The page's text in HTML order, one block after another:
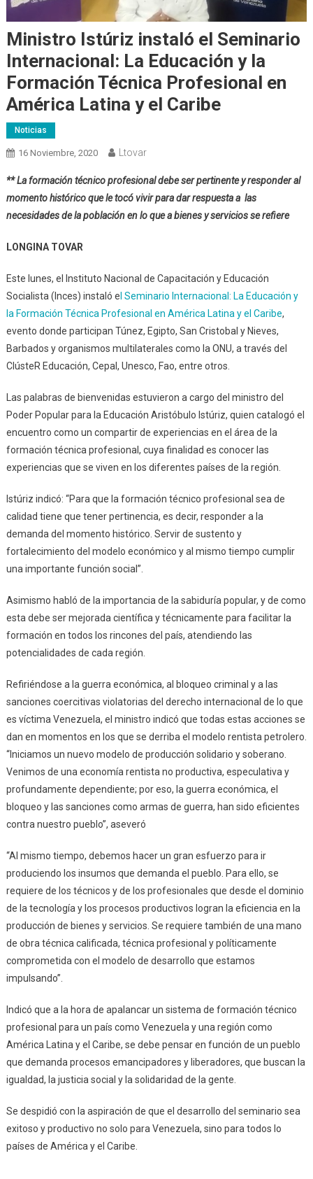
Ministro Istúriz instaló el Seminario
Internacional: La Educación y la
Formación Técnica Profesional en
América Latina y el Caribe
Noticias
16 Noviembre, 2020 Ltovar
** La formación técnico profesional debe ser pertinente y responder al
momento histórico que le tocó vivir para dar respuesta a las
necesidades de la población en lo que a bienes y servicios se refiere
LONGINA TOVAR
Este lunes, el Instituto Nacional de Capacitación y Educación
Socialista (Inces) instaló e l Seminario Internacional: La Educación y
la Formación Técnica Profesional en América Latina y el Caribe,
evento donde participan Túnez, Egipto, San Cristobal y Nieves,
Barbados y organismos multilaterales como la ONU, a través del
ClústeR Educación, Cepal, Unesco, Fao, entre otros.
Las palabras de bienvenidas estuvieron a cargo del ministro del
Poder Popular para la Educación Aristóbulo Istúriz, quien catalogó el
encuentro como un compartir de experiencias en el área de la
formación técnica profesional, cuya finalidad es conocer las
experiencias que se viven en los diferentes países de la región.
Istúriz indicó: “Para que la formación técnico profesional sea de
calidad tiene que tener pertinencia, es decir, responder a la
demanda del momento histórico. Servir de sustento y
fortalecimiento del modelo económico y al mismo tiempo cumplir
una importante función social”.
Asimismo habló de la importancia de la sabiduría popular, y de como
esta debe ser mejorada científica y técnicamente para facilitar la
formación en todos los rincones del país, atendiendo las
potencialidades de cada región.
Refiriéndose a la guerra económica, al bloqueo criminal y a las
sanciones coercitivas violatorias del derecho internacional de lo que
es víctima Venezuela, el ministro indicó que todas estas acciones se
dan en momentos en los que se derriba el modelo rentista petrolero.
“Iniciamos un nuevo modelo de producción solidario y soberano.
Venimos de una economía rentista no productiva, especulativa y
profundamente dependiente; por eso, la guerra económica, el
bloqueo y las sanciones como armas de guerra, han sido eficientes
contra nuestro pueblo”, aseveró
“Al mismo tiempo, debemos hacer un gran esfuerzo para ir
produciendo los insumos que demanda el pueblo. Para ello, se
requiere de los técnicos y de los profesionales que desde el dominio
de la tecnología y los procesos productivos logran la eficiencia en la
producción de bienes y servicios. Se requiere también de una mano
de obra técnica calificada, técnica profesional y políticamente
comprometida con el modelo de desarrollo que estamos
impulsando”.
Indicó que a la hora de apalancar un sistema de formación técnico
profesional para un país como Venezuela y una región como
América Latina y el Caribe, se debe pensar en función de un pueblo
que demanda procesos emancipadores y liberadores, que buscan la
igualdad, la justicia social y la solidaridad de la gente.
Se despidió con la aspiración de que el desarrollo del seminario sea
exitoso y productivo no solo para Venezuela, sino para todos lo
países de América y el Caribe.